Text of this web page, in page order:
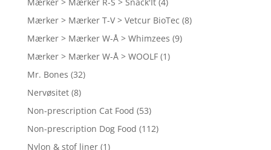
Mærker > Mærker T-V > Vetcur BioTec (8)
Mærker > Mærker W-Å > Whimzees (9)
Mærker > Mærker W-Å > WOOLF (1)
Mr. Bones (32)
Nervøsitet (8)
Non-prescription Cat Food (53)
Non-prescription Dog Food (112)
Nylon & stof liner (1)